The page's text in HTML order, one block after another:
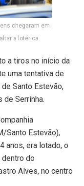
chegaram em
a lotérica.
a tiros no início da
uma tentativa de
Santo Estevão,
de Serrinha.
Santo Estevão),
anos, era lotado, o
do
Alves, no centro